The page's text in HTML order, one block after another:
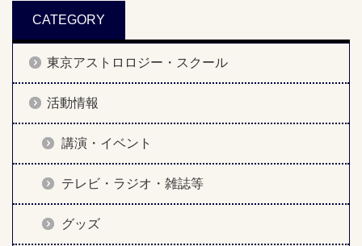
CATEGORY
東京アストロロジー・スクール
活動情報
講演・イベント
テレビ・ラジオ・雑誌等
グッズ